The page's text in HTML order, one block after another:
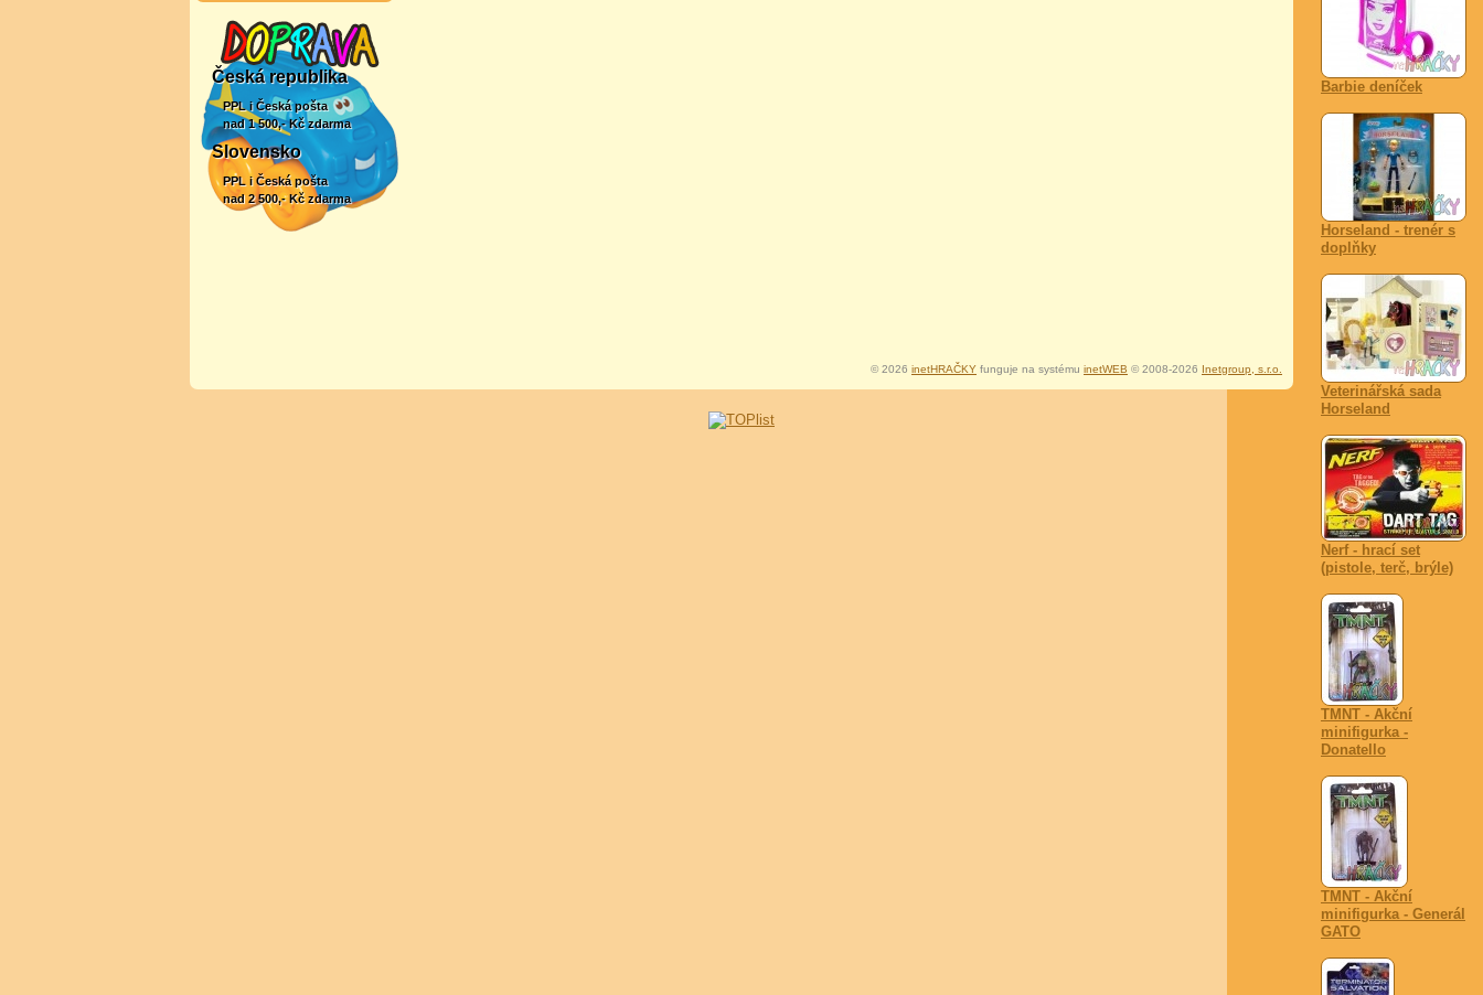
Barbie deníček
Horseland - trenér s
doplňky
Veterinářská sada
Horseland
Nerf - hrací set
(pistole, terč, brýle)
TMNT - Akční
minifigurka -
Donatello
TMNT - Akční
minifigurka - Generál
GATO
Česká republika
PPL i Česká pošta
nad 1 500,- Kč zdarma
Slovensko
PPL i Česká pošta
nad 2 500,- Kč zdarma
© 2026 inetHRAČKY funguje na systému inetWEB © 2008-2026 Inetgroup, s.r.o.